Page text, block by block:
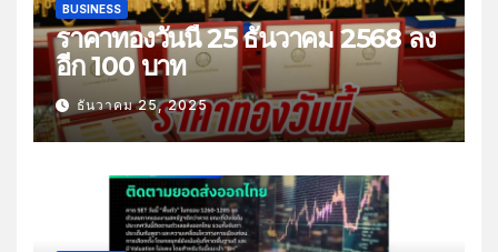
BUSINESS
ราคาทองวันนี้ 25 ธันวาคม 2568 ลง
อีก 100 บาท
ธันวาคม 25, 2025